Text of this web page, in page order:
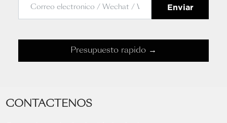
Enviar
Presupuesto rápido →
CONTÁCTENOS